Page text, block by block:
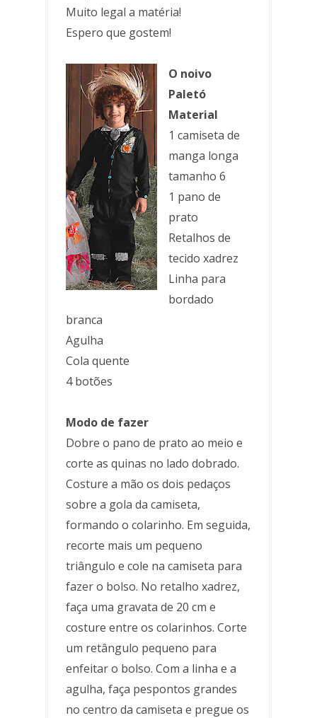
Muito legal a matéria!
Espero que gostem!
O noivo
Paletó
Material
1 camiseta de
manga longa
tamanho 6
1 pano de
prato
Retalhos de
tecido xadrez
Linha para
bordado
branca
Agulha
Cola quente
4 botões
Modo de fazer
Dobre o pano de prato ao meio e
corte as quinas no lado dobrado.
Costure a mão os dois pedaços
sobre a gola da camiseta,
formando o colarinho. Em seguida,
recorte mais um pequeno
triângulo e cole na camiseta para
fazer o bolso. No retalho xadrez,
faça uma gravata de 20 cm e
costure entre os colarinhos. Corte
um retângulo pequeno para
enfeitar o bolso. Com a linha e a
agulha, faça pespontos grandes
no centro da camiseta e pregue os